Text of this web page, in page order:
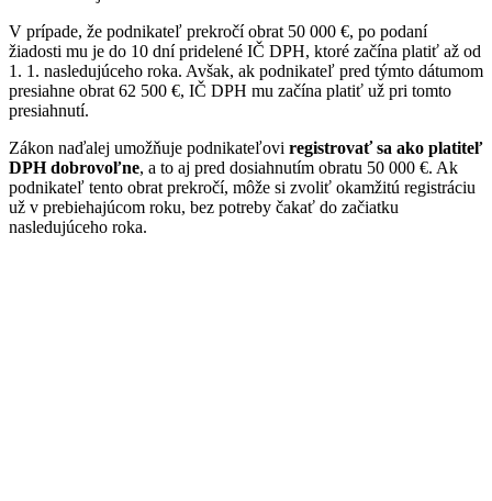
V prípade, že podnikateľ prekročí obrat 50 000 €, po podaní
žiadosti mu je do 10 dní pridelené IČ DPH, ktoré začína platiť až od
1. 1. nasledujúceho roka. Avšak, ak podnikateľ pred týmto dátumom
presiahne obrat 62 500 €, IČ DPH mu začína platiť už pri tomto
presiahnutí.
Zákon naďalej umožňuje podnikateľovi registrovať sa ako platiteľ
DPH dobrovoľne, a to aj pred dosiahnutím obratu 50 000 €. Ak
podnikateľ tento obrat prekročí, môže si zvoliť okamžitú registráciu
už v prebiehajúcom roku, bez potreby čakať do začiatku
nasledujúceho roka.